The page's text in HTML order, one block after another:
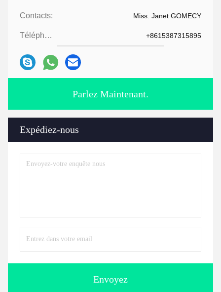
Contacts: Miss. Janet GOMECY
Téléphone: +8615387315895
Parlez Maintenant.
Expédiez-nous
Envoyez